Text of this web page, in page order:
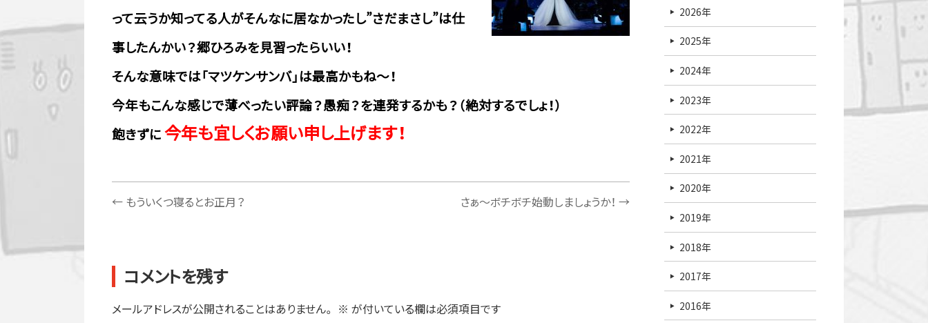
って云うか知ってる人がそんなに居なかったし”さだまさし”は仕
事したんかい？郷ひろみを見習ったらいい！
そんな意味では「マツケンサンバ」は最高かもね～！
今年もこんな感じで薄べったい評論？愚痴？を連発するかも？（絶対するでしょ！）
飽きずに今年も宜しくお願い申し上げます！
← もういくつ寝るとお正月？ さぁ～ボチボチ始動しましょうか！ →
コメントを残す
メールアドレスが公開されることはありません。 ※ が付いている欄は必須項目です
2026年
2025年
2024年
2023年
2022年
2021年
2020年
2019年
2018年
2017年
2016年